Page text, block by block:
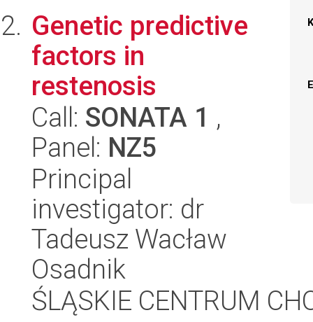
Genetic predictive
factors in
restenosis
Call: SONATA 1 ,
Panel: NZ5
Principal
investigator: dr
Tadeusz Wacław
Osadnik
ŚLĄSKIE CENTRUM